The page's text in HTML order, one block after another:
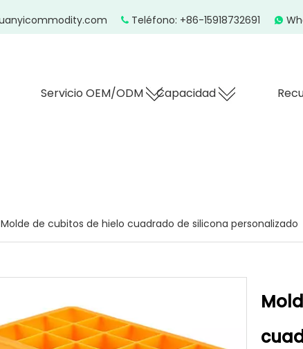
 Teléfono: +86-15918732691 
Servicio OEM/ODM Capacidad
Molde de cubitos de hielo cuadrado de silicona personalizado